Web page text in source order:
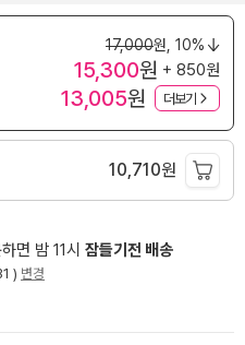
17,000원, 10%
15,300원 + 850원
13,005원 더보기
10,710원
면 밤 11시 잠들기전 배송
) 변경